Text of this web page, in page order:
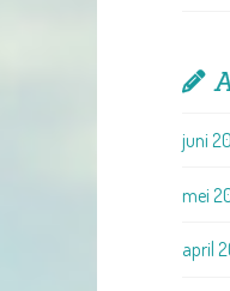
juni
mei
april